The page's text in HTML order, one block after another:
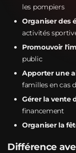
les pompiers
Organiser des
activités
Promouvoir
public
Apporter une
familles en cas
Gérer la vente
financement
Organiser la
Différence